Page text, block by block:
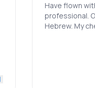
Have flown
professional.
Hebrew. My